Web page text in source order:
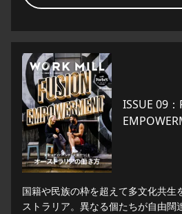
ISSUE 09
国籍や民族の枠を超えて多文化共生
ストラリア。異なる個たちが自由闊